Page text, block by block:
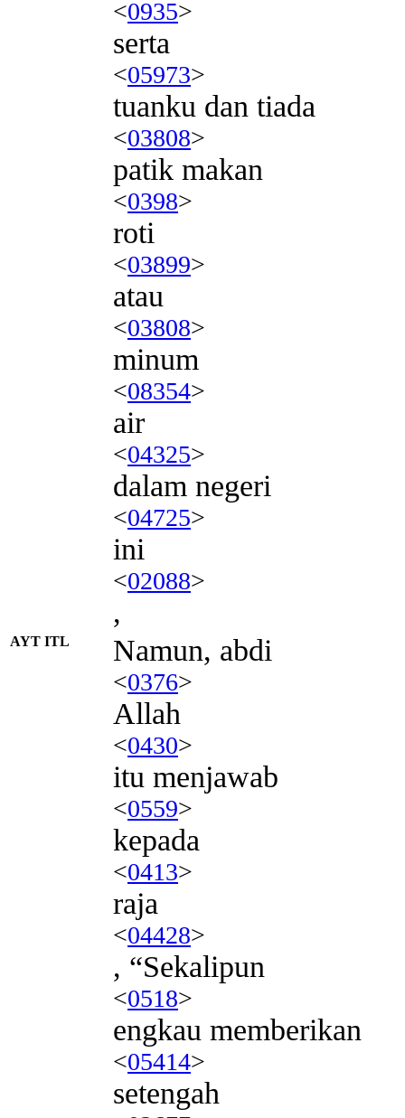
<0935>
serta
<05973>
tuanku dan tiada
<03808>
patik makan
<0398>
roti
<03899>
atau
<03808>
minum
<08354>
air
<04325>
dalam negeri
<04725>
ini
<02088>
,
AYT ITL Namun, abdi
<0376>
Allah
<0430>
itu menjawab
<0559>
kepada
<0413>
raja
<04428>
, “Sekalipun
<0518>
engkau memberikan
<05414>
setengah